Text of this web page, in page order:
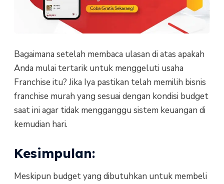
Bagaimana setelah membaca ulasan di atas apakah
Anda mulai tertarik untuk menggeluti usaha
Franchise itu? Jika Iya pastikan telah memilih bisnis
franchise murah yang sesuai dengan kondisi budget
saat ini agar tidak mengganggu sistem keuangan di
kemudian hari.
Kesimpulan:
Meskipun budget yang dibutuhkan untuk membeli